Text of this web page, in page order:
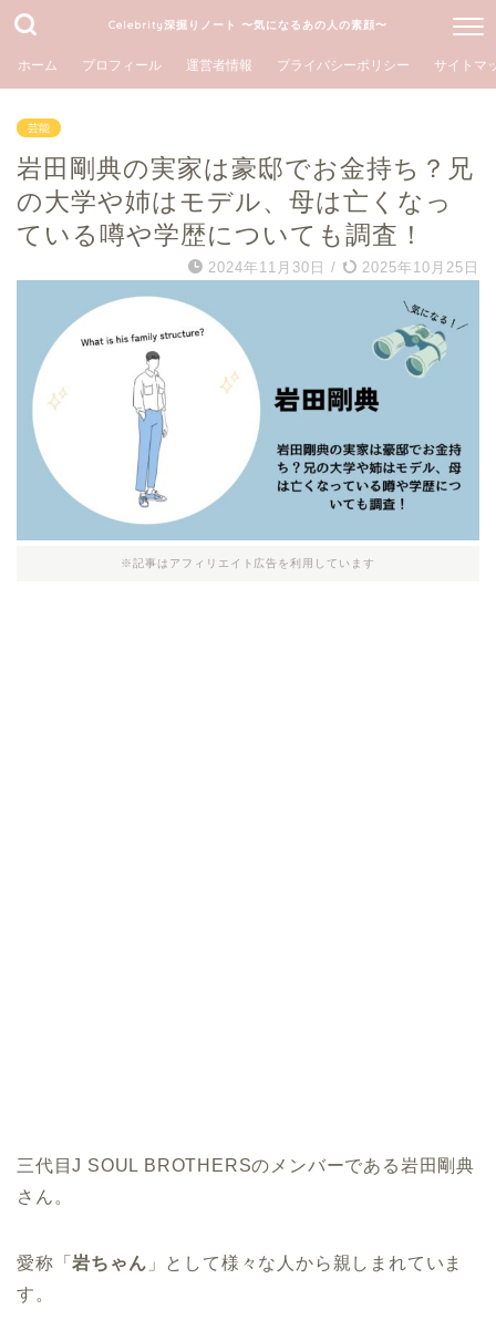
Celebrity深掘りノート 〜気になるあの人の素顔〜
ホーム プロフィール 運営者情報 プライバシーポリシー サイトマ
芸能
岩田剛典の実家は豪邸でお金持ち？兄
の大学や姉はモデル、母は亡くなっ
ている噂や学歴についても調査！
2024年11月30日 / 2025年10月25日
※記事はアフィリエイト広告を利用しています
三代目J SOUL BROTHERSのメンバーである岩田剛典
さん。
愛称「岩ちゃん 」として様々な人から親しまれていま
す。